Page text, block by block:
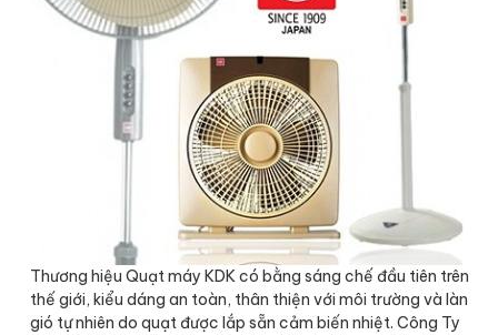
Thương hiệu Quạt máy KDK có bằng sáng chế đầu tiên trên
thế giới, kiểu dáng an toàn, thân thiện với môi trường và làn
gió tự nhiên do quạt được lắp sẵn cảm biến nhiệt. Công Ty